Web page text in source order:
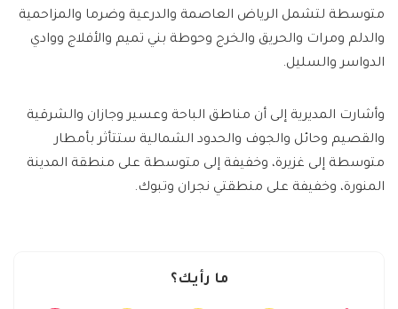
متوسطة لتشمل الرياض العاصمة والدرعية وضرما والمزاحمية
والدلم ومرات والحريق والخرج وحوطة بني تميم والأفلاج ووادي
الدواسر والسليل.
وأشارت المديرية إلى أن مناطق الباحة وعسير وجازان والشرقية
والقصيم وحائل والجوف والحدود الشمالية ستتأثر بأمطار
متوسطة إلى غزيرة، وخفيفة إلى متوسطة على منطقة المدينة
المنورة، وخفيفة على منطقتي نجران وتبوك.
ما رأيك؟